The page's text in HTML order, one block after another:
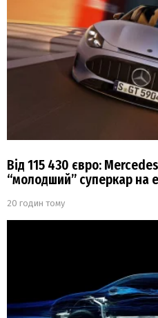
Від 115 430 євро:
“молодший” суперкар на
20 годин тому